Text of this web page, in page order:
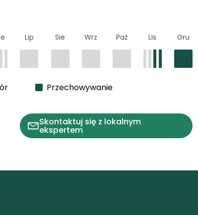
Lip Sie Wrz Paź Lis Gru
Przechowywanie
Skontaktuj się z lokalnym
ekspertem